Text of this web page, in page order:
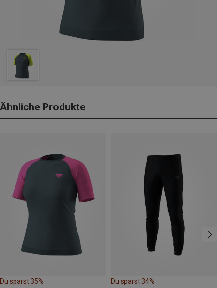
Ähnliche Produkte
Du sparst 35% Du sparst 34%